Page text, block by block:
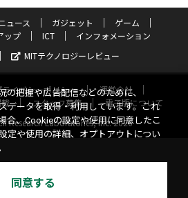
ュース ガジェット
ゲーム
ップ ICT
インフォメーション
MITテクノロジーレビュー
イバシーポリシー
運営会社
スタッフ募集
電子版について
Research Laboratories, Inc. 2026
の把握や広告配信などのために、
データを取得・利用しています。これ
合、Cookieの設定や使用に同意したこ
定や使用の詳細、オプトアウトについ
同意する